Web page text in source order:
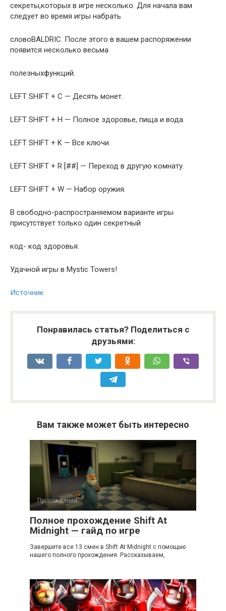
секреты,которых в игре несколько. Для начала вам
следует во время игры набрать
словоBALDRIC. После этого в вашем распоряжении
появится несколько весьма
полезныхфункций.
LEFT SHIFT + C — Десять монет.
LEFT SHIFT + H — Полное здоровье, пища и вода.
LEFT SHIFT + K — Все ключи.
LEFT SHIFT + R [##] — Переход в другую комнату.
LEFT SHIFT + W — Набор оружия.
В свободно-распространяемом варианте игры
присутствует только один ceкретный
код- код здоровья.
Удачной игры в Mystic Towers!
Источник
Понравилась статья? Поделиться с
друзьями:
Вам также может быть интересно
Прохождения
Полное прохождение Shift At
Midnight — гайд по игре
Завершите все 13 смен в Shift At Midnight с помощью
нашего полного прохождения. Рассказываем,